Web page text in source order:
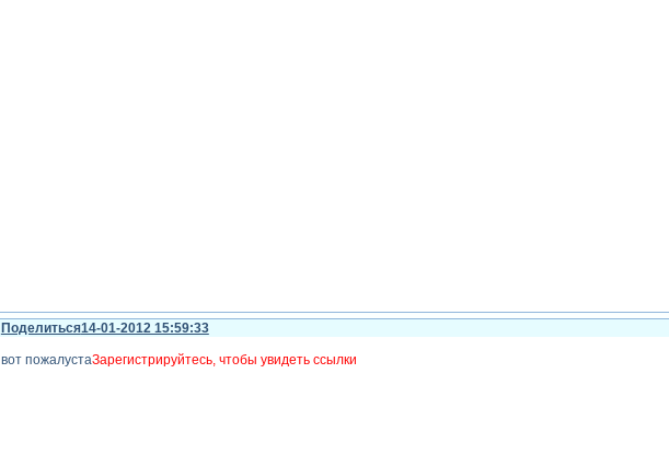
Поделиться14-01-2012 15:59:33
вот пожалустаЗарегистрируйтесь, чтобы увидеть ссылки